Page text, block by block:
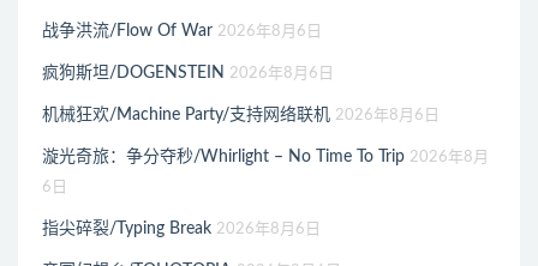
战争洪流/Flow Of War 2026年8月6日
疯狗斯坦/DOGENSTEIN 2026年8月6日
机械狂欢/Machine Party/支持网络联机 2026年8月6日
漩光奇旅：争分夺秒/Whirlight – No Time To Trip 2026年8月
6日
指尖碎裂/Typing Break 2026年8月6日